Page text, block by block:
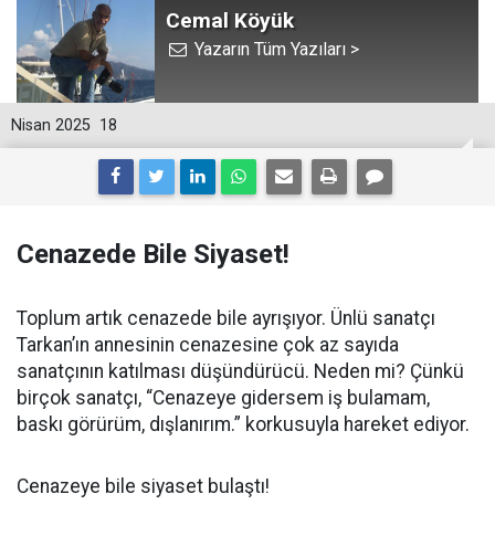
Cemal Köyük
Yazarın Tüm Yazıları >
18
Nisan 2025
Cenazede Bile Siyaset!
Toplum artık cenazede bile ayrışıyor. Ünlü sanatçı
Tarkan’ın annesinin cenazesine çok az sayıda
sanatçının katılması düşündürücü. Neden mi? Çünkü
birçok sanatçı, “Cenazeye gidersem iş bulamam,
baskı görürüm, dışlanırım.” korkusuyla hareket ediyor.
Cenazeye bile siyaset bulaştı!